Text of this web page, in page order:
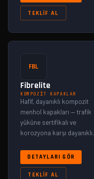
TEKLIF AL
FBL
Fibrelite
KOMPOZIT KAPAKLAR
Hafif, dayanıklı kompozit
menhol kapakları — trafik
yüküne sertifikalı ve
korozyona karşı dayanıklı.
DETAYLARI GÖR
TEKLIF AL